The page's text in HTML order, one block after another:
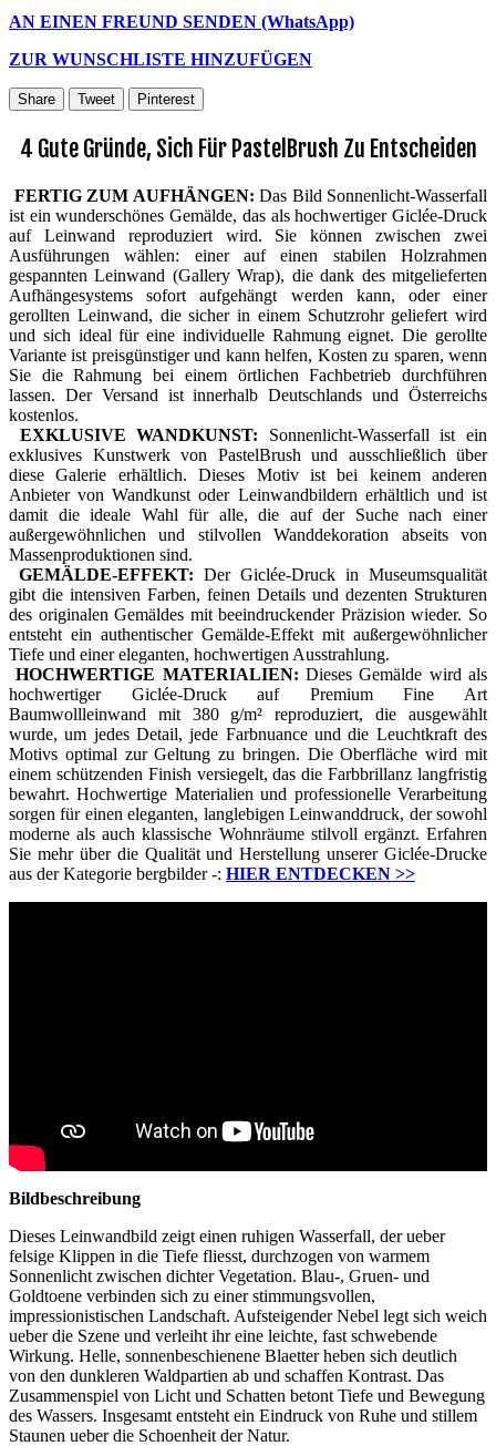
AN EINEN FREUND SENDEN (WhatsApp)
ZUR WUNSCHLISTE HINZUFÜGEN
Share Tweet Pinterest
4 Gute Gründe, Sich Für PastelBrush Zu Entscheiden
FERTIG ZUM AUFHÄNGEN: Das Bild Sonnenlicht-Wasserfall
ist ein wunderschönes Gemälde, das als hochwertiger Giclée-Druck
auf Leinwand reproduziert wird. Sie können zwischen zwei
Ausführungen wählen: einer auf einen stabilen Holzrahmen
gespannten Leinwand (Gallery Wrap), die dank des mitgelieferten
Aufhängesystems sofort aufgehängt werden kann, oder einer
gerollten Leinwand, die sicher in einem Schutzrohr geliefert wird
und sich ideal für eine individuelle Rahmung eignet. Die gerollte
Variante ist preisgünstiger und kann helfen, Kosten zu sparen, wenn
Sie die Rahmung bei einem örtlichen Fachbetrieb durchführen
lassen. Der Versand ist innerhalb Deutschlands und Österreichs
kostenlos.
EXKLUSIVE WANDKUNST: Sonnenlicht-Wasserfall ist ein
exklusives Kunstwerk von PastelBrush und ausschließlich über
diese Galerie erhältlich. Dieses Motiv ist bei keinem anderen
Anbieter von Wandkunst oder Leinwandbildern erhältlich und ist
damit die ideale Wahl für alle, die auf der Suche nach einer
außergewöhnlichen und stilvollen Wanddekoration abseits von
Massenproduktionen sind.
GEMÄLDE-EFFEKT: Der Giclée-Druck in Museumsqualität
gibt die intensiven Farben, feinen Details und dezenten Strukturen
des originalen Gemäldes mit beeindruckender Präzision wieder. So
entsteht ein authentischer Gemälde-Effekt mit außergewöhnlicher
Tiefe und einer eleganten, hochwertigen Ausstrahlung.
HOCHWERTIGE MATERIALIEN: Dieses Gemälde wird als
hochwertiger Giclée-Druck auf Premium Fine Art
Baumwollleinwand mit 380 g/m² reproduziert, die ausgewählt
wurde, um jedes Detail, jede Farbnuance und die Leuchtkraft des
Motivs optimal zur Geltung zu bringen. Die Oberfläche wird mit
einem schützenden Finish versiegelt, das die Farbbrillanz langfristig
bewahrt. Hochwertige Materialien und professionelle Verarbeitung
sorgen für einen eleganten, langlebigen Leinwanddruck, der sowohl
moderne als auch klassische Wohnräume stilvoll ergänzt. Erfahren
Sie mehr über die Qualität und Herstellung unserer Giclée-Drucke
aus der Kategorie bergbilder -: HIER ENTDECKEN >>
Bildbeschreibung
Dieses Leinwandbild zeigt einen ruhigen Wasserfall, der ueber
felsige Klippen in die Tiefe fliesst, durchzogen von warmem
Sonnenlicht zwischen dichter Vegetation. Blau-, Gruen- und
Goldtoene verbinden sich zu einer stimmungsvollen,
impressionistischen Landschaft. Aufsteigender Nebel legt sich weich
ueber die Szene und verleiht ihr eine leichte, fast schwebende
Wirkung. Helle, sonnenbeschienene Blaetter heben sich deutlich
von den dunkleren Waldpartien ab und schaffen Kontrast. Das
Zusammenspiel von Licht und Schatten betont Tiefe und Bewegung
des Wassers. Insgesamt entsteht ein Eindruck von Ruhe und stillem
Staunen ueber die Schoenheit der Natur.